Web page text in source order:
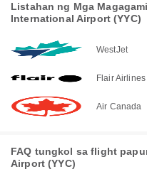
Listahan ng Mga
International Airport (YYC)
WestJet
Flair Airlines
Air Canada
FAQ tungkol sa flight
Airport (YYC)